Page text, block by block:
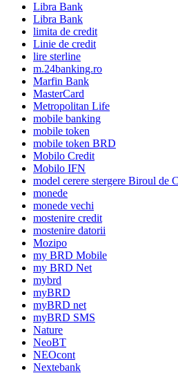
Libra Bank
Libra Bank
limita de credit
Linie de credit
lire sterline
m.24banking.ro
Marfin Bank
MasterCard
Metropolitan Life
mobile banking
mobile token
mobile token BRD
Mobilo Credit
Mobilo IFN
model cerere stergere Biroul de
monede
monede vechi
mostenire credit
mostenire datorii
Mozipo
my BRD Mobile
my BRD Net
mybrd
myBRD
myBRD net
myBRD SMS
Nature
NeoBT
NEOcont
Nextebank